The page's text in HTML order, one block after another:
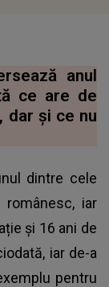
anul
ce are de
dar și ce nu
dintre cele
iar
și 16 ani de
iar de-a
pentru